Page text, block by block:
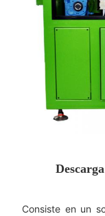
Consiste en un